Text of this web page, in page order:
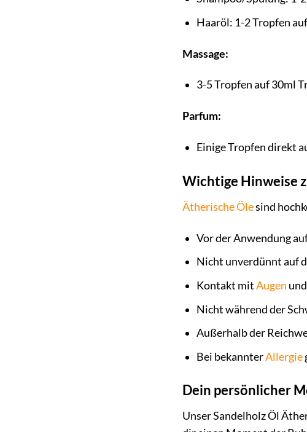
Haaröl: 1-2 Tropfen
Massage:
3-5 Tropfen auf 30ml
Parfum:
Einige Tropfen direkt
Wichtige Hinweise
Ätherische Ölesind
Vor der Anwendung
Nicht unverdünnt auf
Kontakt mitAugen
Nicht während der
Außerhalb der
Bei bekannterAllergie
Dein persönlicher
Unser Sandelholz Öl